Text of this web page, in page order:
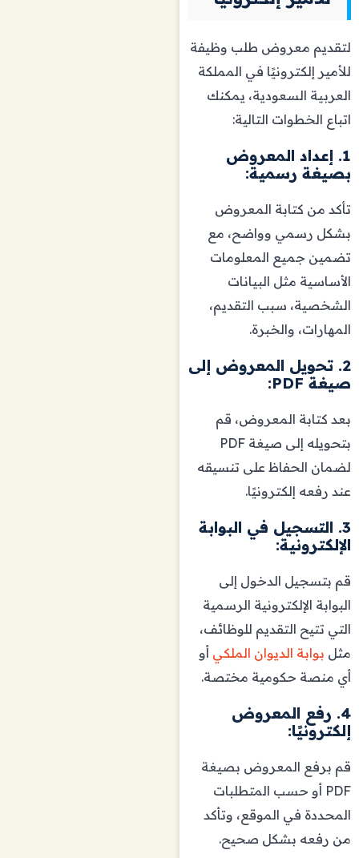
لتقديم معروض طلب وظيفة
للأمير إلكترونيًا في المملكة
العربية السعودية، يمكنك
اتباع الخطوات التالية:
1. إعداد المعروض
بصيغة رسمية:
تأكد من كتابة المعروض
بشكل رسمي وواضح، مع
تضمين جميع المعلومات
الأساسية مثل البيانات
الشخصية، سبب التقديم،
المهارات، والخبرة.
2. تحويل المعروض إلى
صيغة PDF
:
بعد كتابة المعروض، قم
بتحويله إلى صيغة PDF
لضمان الحفاظ على تنسيقه
عند رفعه إلكترونيًا.
3. التسجيل في البوابة
الإلكترونية:
قم بتسجيل الدخول إلى
البوابة الإلكترونية الرسمية
التي تتيح التقديم للوظائف،
مثل بوابة الديوان الملكي أو
أي منصة حكومية مختصة.
4. رفع المعروض
إلكترونيًا:
قم برفع المعروض بصيغة
PDF أو حسب المتطلبات
المحددة في الموقع، وتأكد
من رفعه بشكل صحيح.